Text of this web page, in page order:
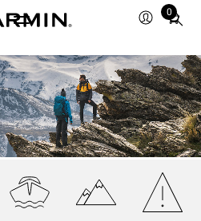
0
Total
in
cart:
0